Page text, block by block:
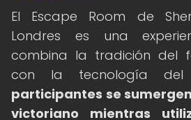
El Escape Room de
Londres es una
combina la tradición del
con la tecnología del
participantes se
victoriano mientras